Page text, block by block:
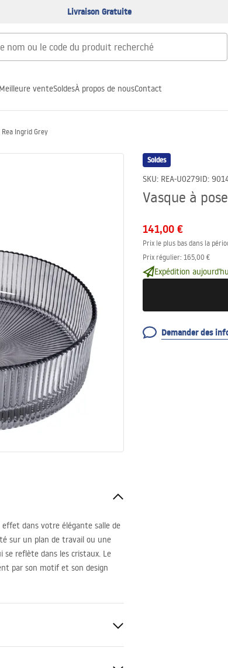
Livraison Gratuite
Meilleure venteSoldesÀ propos de nousContact
Ingrid Grey
Soldes
SKU: REA-U0279ID:
Vasque à
141,00 €
Prix le plus bas dans la
Prix régulier: 165,00 €
Expédition
Demander des
dans votre élégante salle de
sur un plan de travail ou une
reflète dans les cristaux. Le
par son motif et son design